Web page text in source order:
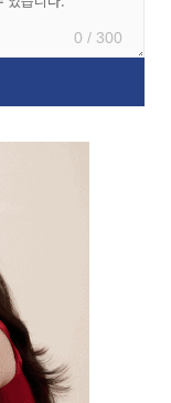
0 / 300